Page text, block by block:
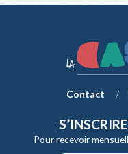
Contact /
Pour recevoir